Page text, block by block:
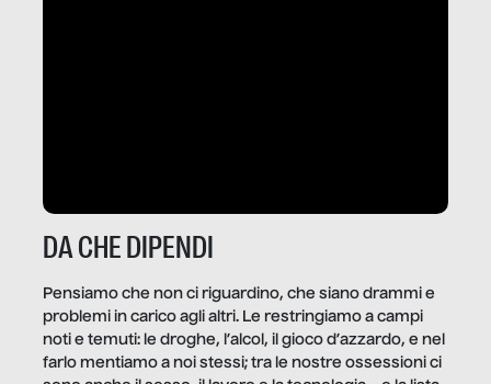
DA CHE DIPENDI
Pensiamo che non ci riguardino, che siano drammi e
problemi in carico agli altri. Le restringiamo a campi
noti e temuti: le droghe, l’alcol, il gioco d’azzardo, e nel
farlo mentiamo a noi stessi; tra le nostre ossessioni ci